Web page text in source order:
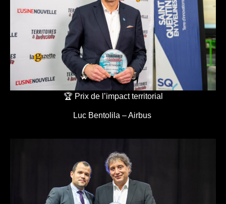
🏆 Prix de l’impact territorial
Luc Bentolila – Airbus